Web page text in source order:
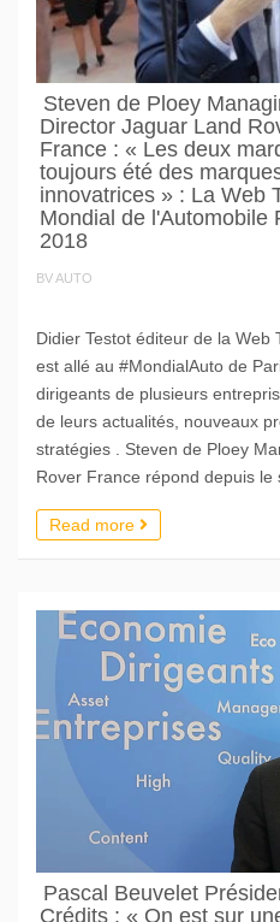
Steven de Ploey
Director Jaguar Land
France : « Les deux
toujours été des
innovatrices » : La Web
Mondial de l'Automobile
2018
BV AUTO
Didier Testot éditeur de la Web
est allé au #MondialAuto de
dirigeants de plusieurs
de leurs actualités, nouveaux
stratégies . Steven de Ploey
Rover France répond depuis
Read more
Pascal Beuvelet
Crédits : « On est sur